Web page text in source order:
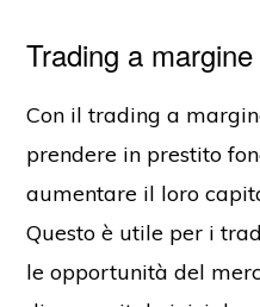
Trading a margine
Con il trading a
prendere in prestito
aumentare il loro
Questo è utile per i
le opportunità del